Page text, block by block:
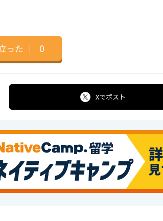
った ｜ 0
Xでポスト